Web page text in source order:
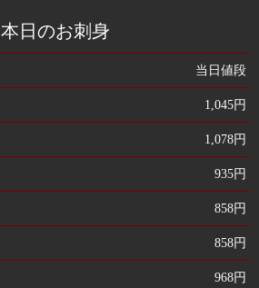
本日のお刺身
当日値段
1,045円
1,078円
935円
858円
858円
968円